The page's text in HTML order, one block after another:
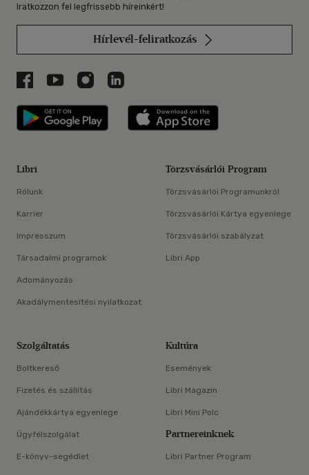
Iratkozzon fel legfrissebb híreinkért!
Hírlevél-feliratkozás
Libri a Facebookon
Libri a Youtube-on
Libri az Instagramon
Libri a LinkedInen
Libri applikáció Szerezd meg: Google
Libri
Rólunk
Karrier
Impresszum
Társadalmi programok
Adományozás
Akadálymentesítési nyilatkozat
Törzsvásárlói Program
Törzsvásárlói Programunkról
Törzsvásárlói Kártya egyenlege
Törzsvásárlói szabályzat
Libri App
Szolgáltatás
Boltkereső
Fizetés és szállítás
Ajándékkártya egyenlege
Ügyfélszolgálat
E-könyv-segédlet
Kultúra
Események
Libri Magazin
Libri Mini Polc
Partnereinknek
Libri Partner Program